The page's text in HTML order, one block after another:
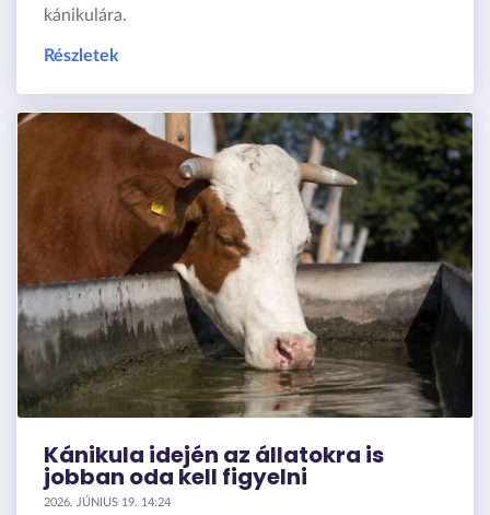
kánikulára.
Részletek
Kánikula idején az állatokra is
jobban oda kell figyelni
2026. JÚNIUS 19. 14:24